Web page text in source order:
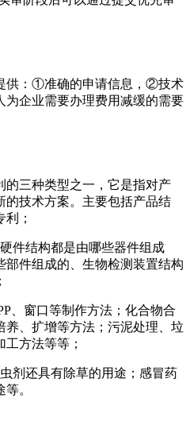
供：①准确的申请信息，②技术
企业需要办理费用减缓的需要
的三种类型之一，它是指对产
的技术方案。主要包括产品结
；
件结构都是由哪些器件组成
部件组成的、生物检测装置结构
、窗口等制作方法；化合物合
养、扩增等方法；污泥处理、垃
方法等等；
剂还具有除草的用途；感冒药
。